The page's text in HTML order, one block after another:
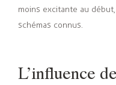
moins excitante au
schémas connus.
L’influence